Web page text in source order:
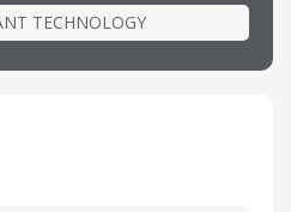
TECHNOLOGY